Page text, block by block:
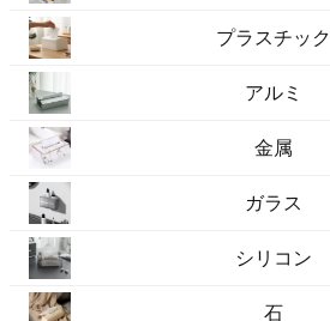
プラスチック
アルミ
金属
ガラス
シリコン
石